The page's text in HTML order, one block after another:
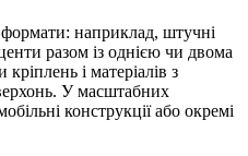
формати: наприклад, штучні
разом із однією чи двома
і матеріалів з
У масштабних
конструкції або окремі